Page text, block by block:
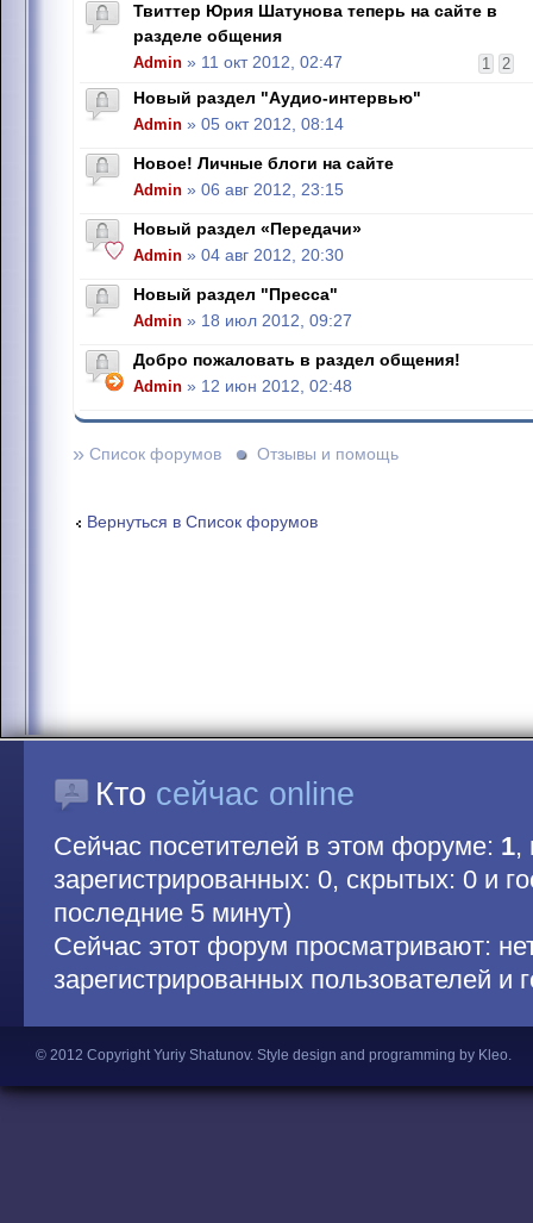
Твиттер Юрия Шатунова теперь на сайте в
разделе общения
1 2
Admin » 11 окт 2012, 02:47
Новый раздел "Аудио-интервью"
Admin » 05 окт 2012, 08:14
Новое! Личные блоги на сайте
Admin » 06 авг 2012, 23:15
Новый раздел «Передачи»
Admin » 04 авг 2012, 20:30
Новый раздел "Пресса"
Admin » 18 июл 2012, 09:27
Добро пожаловать в раздел общения!
Admin » 12 июн 2012, 02:48
» Список форумов Отзывы и помощь
Вернуться в Список форумов
Кто сейчас online
Сейчас посетителей в этом форуме: 1,
зарегистрированных: 0, скрытых: 0 и
последние 5 минут)
Сейчас этот форум просматривают:
зарегистрированных пользователей и
© 2012 Copyright Yuriy Shatunov. Style design and programming by Kleo.